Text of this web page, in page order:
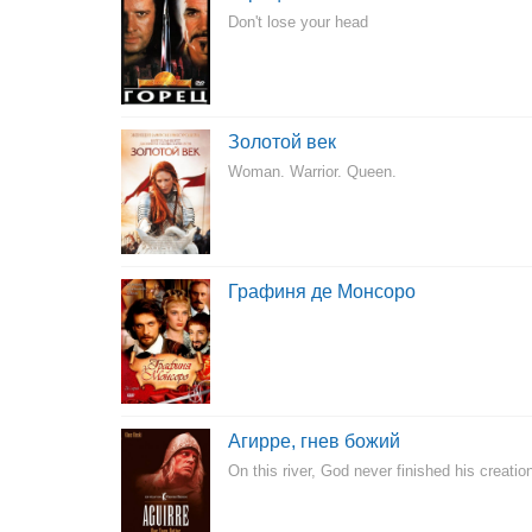
Don't lose your head
Золотой век
Woman. Warrior. Queen.
Графиня де Монсоро
Агирре, гнев божий
On this river, God never finished his